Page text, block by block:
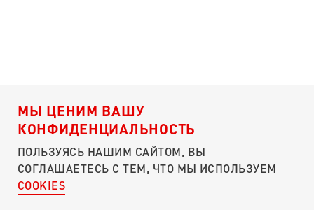
МЫ ЦЕНИМ ВАШУ
КОНФИДЕНЦИАЛЬНОСТЬ
ПОЛЬЗУЯСЬ НАШИМ САЙТОМ, ВЫ
СОГЛАШАЕТЕСЬ С ТЕМ, ЧТО МЫ ИСПОЛЬЗУЕМ
COOKIES